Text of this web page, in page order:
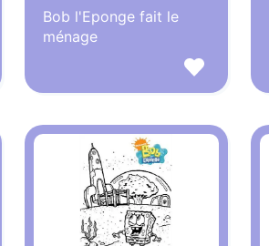
Bob l'Eponge fait le
ménage